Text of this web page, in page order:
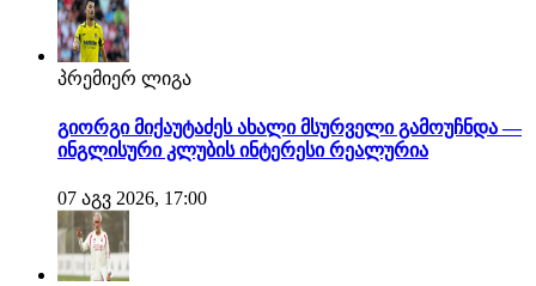
პრემიერ ლიგა
გიორგი მიქაუტაძეს ახალი მსურველი გამოუჩნდა —
ინგლისური კლუბის ინტერესი რეალურია
07 აგვ 2026, 17:00